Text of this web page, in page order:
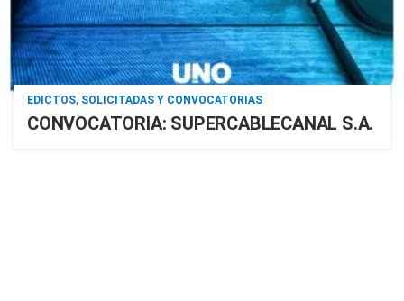
EDICTOS, SOLICITADAS Y CONVOCATORIAS
CONVOCATORIA: SUPERCABLECANAL S.A.